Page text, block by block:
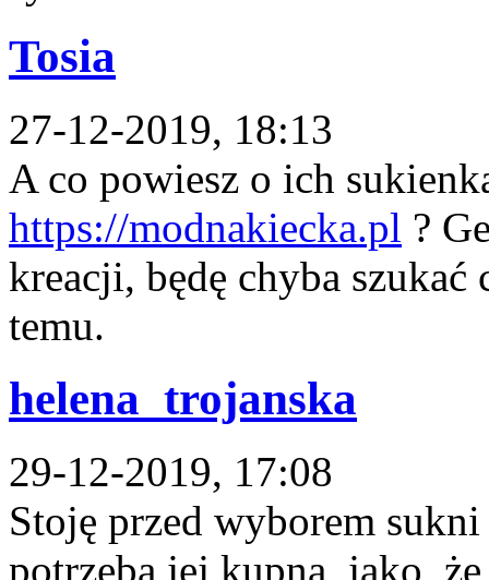
Tosia
27-12-2019, 18:13
A co powiesz o ich
https://modnakiecka.pl ?
kreacji, będę chyba
temu.
helena_trojanska
29-12-2019, 17:08
Stoję przed wyborem
potrzeba jej kupna, jako,